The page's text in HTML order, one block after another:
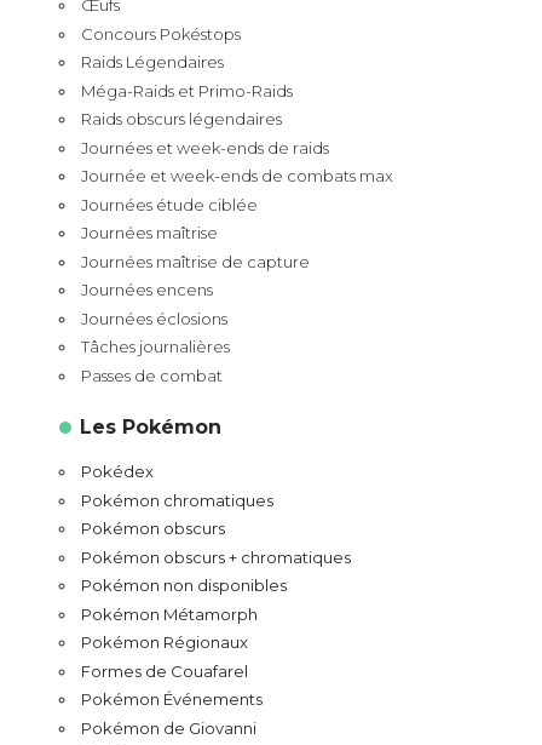
Œufs
Concours Pokéstops
Raids Légendaires
Méga-Raids et Primo-Raids
Raids obscurs légendaires
Journées et week-ends de raids
Journée et week-ends de combats max
Journées étude ciblée
Journées maîtrise
Journées maîtrise de capture
Journées encens
Journées éclosions
Tâches journalières
Passes de combat
Les Pokémon
Pokédex
Pokémon chromatiques
Pokémon obscurs
Pokémon obscurs + chromatiques
Pokémon non disponibles
Pokémon Métamorph
Pokémon Régionaux
Formes de Couafarel
Pokémon Événements
Pokémon de Giovanni